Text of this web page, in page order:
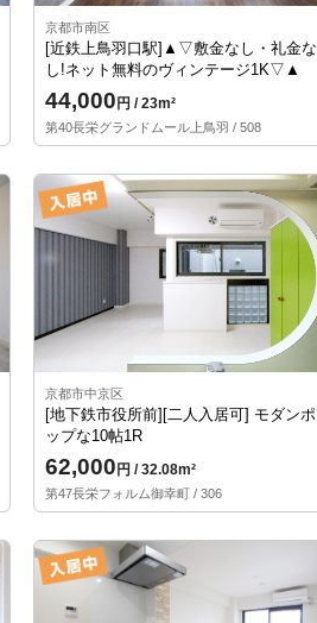
京都市南区
[近鉄上鳥羽口駅]▲▽敷金なし・礼金な
し!ネット無料のヴィンテージ1K▽▲
44,000 円 / 23m²
第40長栄グランドムール上鳥羽 / 508
京都市中京区
[地下鉄市役所前][二人入居可] モダンポ
ップな10帖1R
62,000 円 / 32.08m²
第47長栄フォルム御幸町 / 306